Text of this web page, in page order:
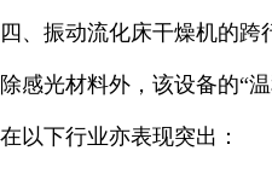
四、振动流化床干燥机的跨
除感光材料外，该设备的“
在以下行业亦表现突出：